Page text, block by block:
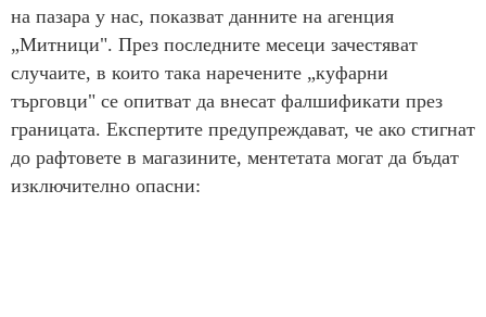
на пазара у нас, показват данните на агенция
„Митници". През последните месеци зачестяват
случаите, в които така наречените „куфарни
търговци" се опитват да внесат фалшификати през
границата. Експертите предупреждават, че ако стигнат
до рафтовете в магазините, ментетата могат да бъдат
изключително опасни: